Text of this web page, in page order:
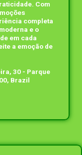
Com
completa
e o
em cada
a emoção de
30 - Parque
Brazil